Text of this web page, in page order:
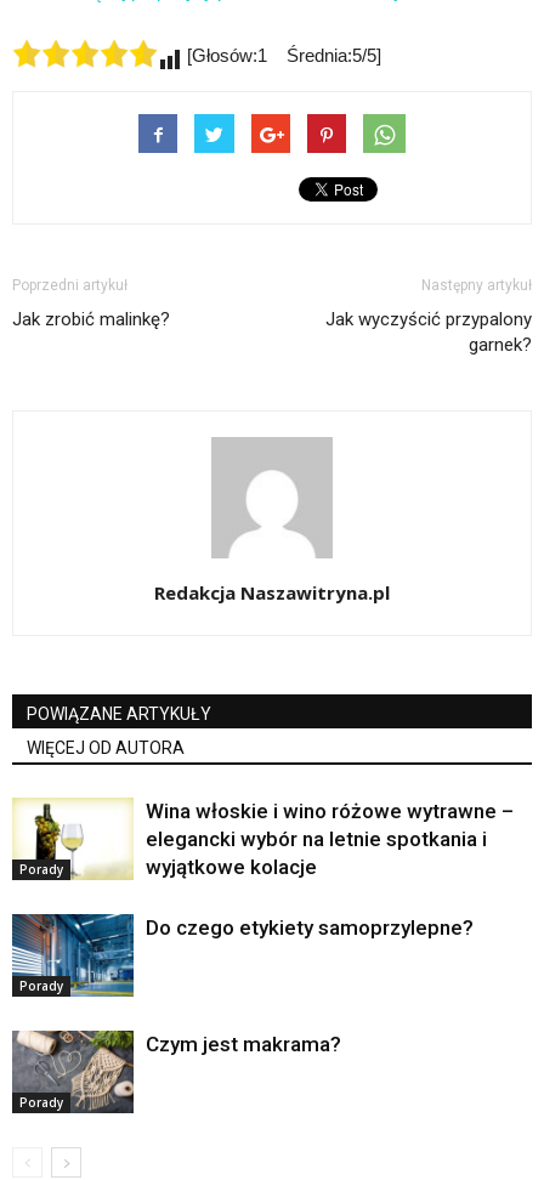
[Głosów:1 Średnia:5/5]
Poprzedni artykuł
Jak zrobić malinkę?
Następny artykuł
Jak wyczyścić przypalony
garnek?
Redakcja Naszawitryna.pl
POWIĄZANE ARTYKUŁY
WIĘCEJ OD AUTORA
Porady
Wina włoskie i wino różowe wytrawne –
elegancki wybór na letnie spotkania i
wyjątkowe kolacje
Porady
Do czego etykiety samoprzylepne?
Porady
Czym jest makrama?